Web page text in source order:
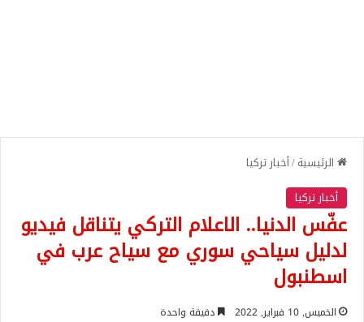
الرئيسية/أخبار تركيا
أخبار تركيا
عفّس الدنيا.. الاعلام التركي يتناقل فيديو
لدليل سياحي سوري مع سياح عرب في
اسطنبول
الخميس, 10 فبراير, 2022 دقيقة واحدة